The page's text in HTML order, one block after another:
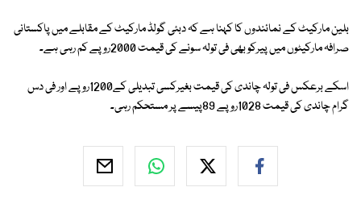
بلین مارکیٹ کے نمائندوں کا کہنا ہے کہ دبئی گولڈ مارکیٹ کے مقابلے میں پاکستانی
صرافہ مارکیٹوں میں پیرکو بھی فی تولہ سونے کی قیمت 2000روپے کم رہی ہے۔
اسکے برعکس فی تولہ چاندی کی قیمت بغیرکسی تبدیلی کے1200روپے اور فی دس
گرام چاندی کی قیمت 1028روپے 89پیسے پر مستحکم رہی۔